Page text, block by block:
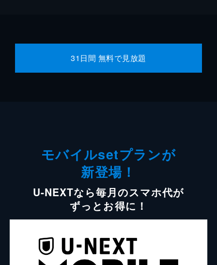
31日間 無料で見放題
モバイルsetプランが
新登場！
U-NEXTなら毎月のスマホ代が
ずっとお得に！